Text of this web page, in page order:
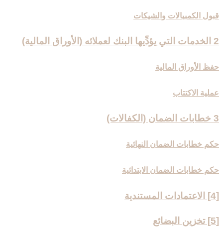
قبول الكمبيالات والشيكات
2 الخدمات التي يؤدِّيها البنك لعملائه (الأوراق المالية)
حفظ الأوراق المالية
عملية الاكتتاب
3 خطابات الضمان (الكفالات)
حكم خطابات الضمان النهائية
حكم خطابات الضمان الابتدائية
[4] الاعتمادات المستندية
[5] تخزين البضائع‏